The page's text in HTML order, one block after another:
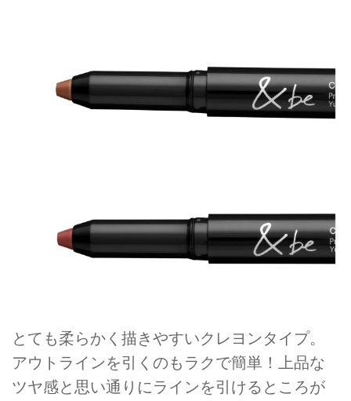
とても柔らかく描きやすいクレヨンタイプ。
アウトラインを引くのもラクで簡単！上品な
ツヤ感と思い通りにラインを引けるところが